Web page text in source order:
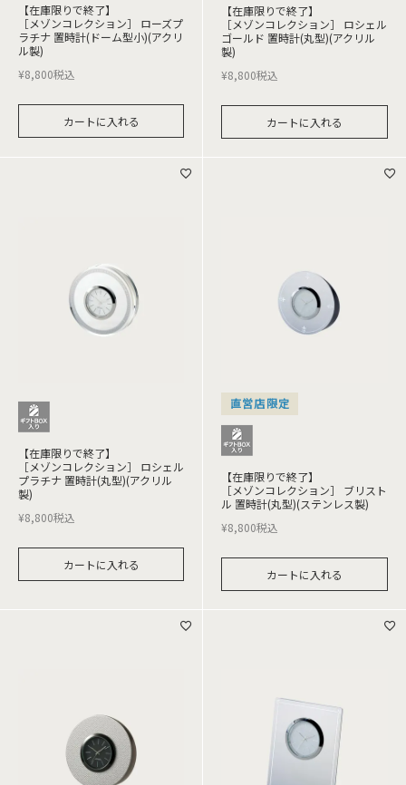
【在庫限りで終了】
［メゾンコレクション］ ローズプ
ラチナ 置時計(ドーム型小)(アクリ
ル製)
¥8,800税込
カートに入れる
【在庫限りで終了】
［メゾンコレクション］ ロシェル
ゴールド 置時計(丸型)(アクリル
製)
¥8,800税込
カートに入れる
【在庫限りで終了】
［メゾンコレクション］ ロシェル
プラチナ 置時計(丸型)(アクリル
製)
¥8,800税込
カートに入れる
直営店限定
【在庫限りで終了】
［メゾンコレクション］ ブリスト
ル 置時計(丸型)(ステンレス製)
¥8,800税込
カートに入れる